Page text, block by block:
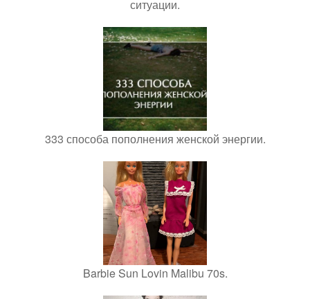
ситуации.
333 способа пополнения женской энергии.
Barbie Sun Lovin Malibu 70s.